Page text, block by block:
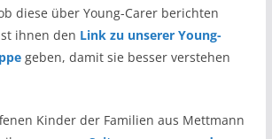
diese über Young-Carer berichten
ihnen den Link zu unserer Young-
geben, damit sie besser verstehen
Kinder der Familien aus Mettmann